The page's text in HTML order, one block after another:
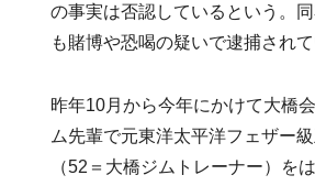
の事実は否認しているという。
も賭博や恐喝の疑いで逮捕されて
昨年10月から今年にかけて大橋
ム先輩で元東洋太平洋フェザー
（52＝大橋ジムトレーナー）を